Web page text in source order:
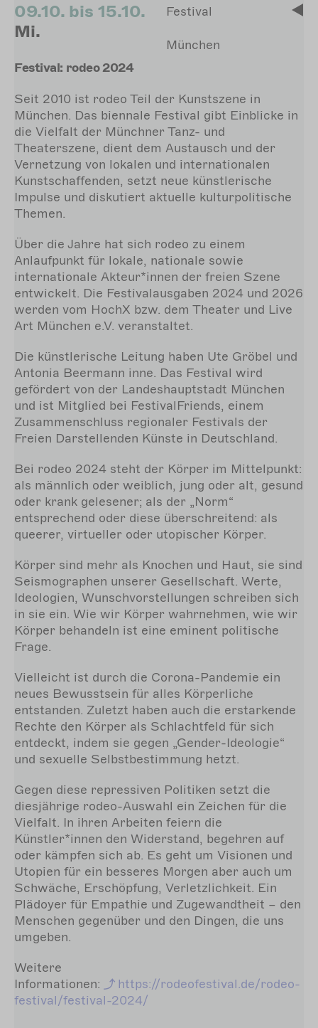
09.10. bis 15.10.
Mi.
Festival
München
Festival: rodeo 2024
Seit 2010 ist rodeo Teil der Kunstszene in
München. Das biennale Festival gibt Einblicke in
die Vielfalt der Münchner Tanz- und
Theaterszene, dient dem Austausch und der
Vernetzung von lokalen und internationalen
Kunstschaffenden, setzt neue künstlerische
Impulse und diskutiert aktuelle kulturpolitische
Themen.
Über die Jahre hat sich rodeo zu einem
Anlaufpunkt für lokale, nationale sowie
internationale Akteur*innen der freien Szene
entwickelt. Die Festivalausgaben 2024 und 2026
werden vom HochX bzw. dem Theater und Live
Art München e.V. veranstaltet.
Die künstlerische Leitung haben Ute Gröbel und
Antonia Beermann inne. Das Festival wird
gefördert von der Landeshauptstadt München
und ist Mitglied bei FestivalFriends, einem
Zusammenschluss regionaler Festivals der
Freien Darstellenden Künste in Deutschland.
Bei rodeo 2024 steht der Körper im Mittelpunkt:
als männlich oder weiblich, jung oder alt, gesund
oder krank gelesener; als der „Norm“
entsprechend oder diese überschreitend: als
queerer, virtueller oder utopischer Körper.
Körper sind mehr als Knochen und Haut, sie sind
Seismographen unserer Gesellschaft. Werte,
Ideologien, Wunschvorstellungen schreiben sich
in sie ein. Wie wir Körper wahrnehmen, wie wir
Körper behandeln ist eine eminent politische
Frage.
Vielleicht ist durch die Corona-Pandemie ein
neues Bewusstsein für alles Körperliche
entstanden. Zuletzt haben auch die erstarkende
Rechte den Körper als Schlachtfeld für sich
entdeckt, indem sie gegen „Gender-Ideologie“
und sexuelle Selbstbestimmung hetzt.
Gegen diese repressiven Politiken setzt die
diesjährige rodeo-Auswahl ein Zeichen für die
Vielfalt. In ihren Arbeiten feiern die
Künstler*innen den Widerstand, begehren auf
oder kämpfen sich ab. Es geht um Visionen und
Utopien für ein besseres Morgen aber auch um
Schwäche, Erschöpfung, Verletzlichkeit. Ein
Plädoyer für Empathie und Zugewandtheit – den
Menschen gegenüber und den Dingen, die uns
umgeben.
Weitere
Informationen:
https://rodeofestival.de/rodeo-
festival/festival-2024/